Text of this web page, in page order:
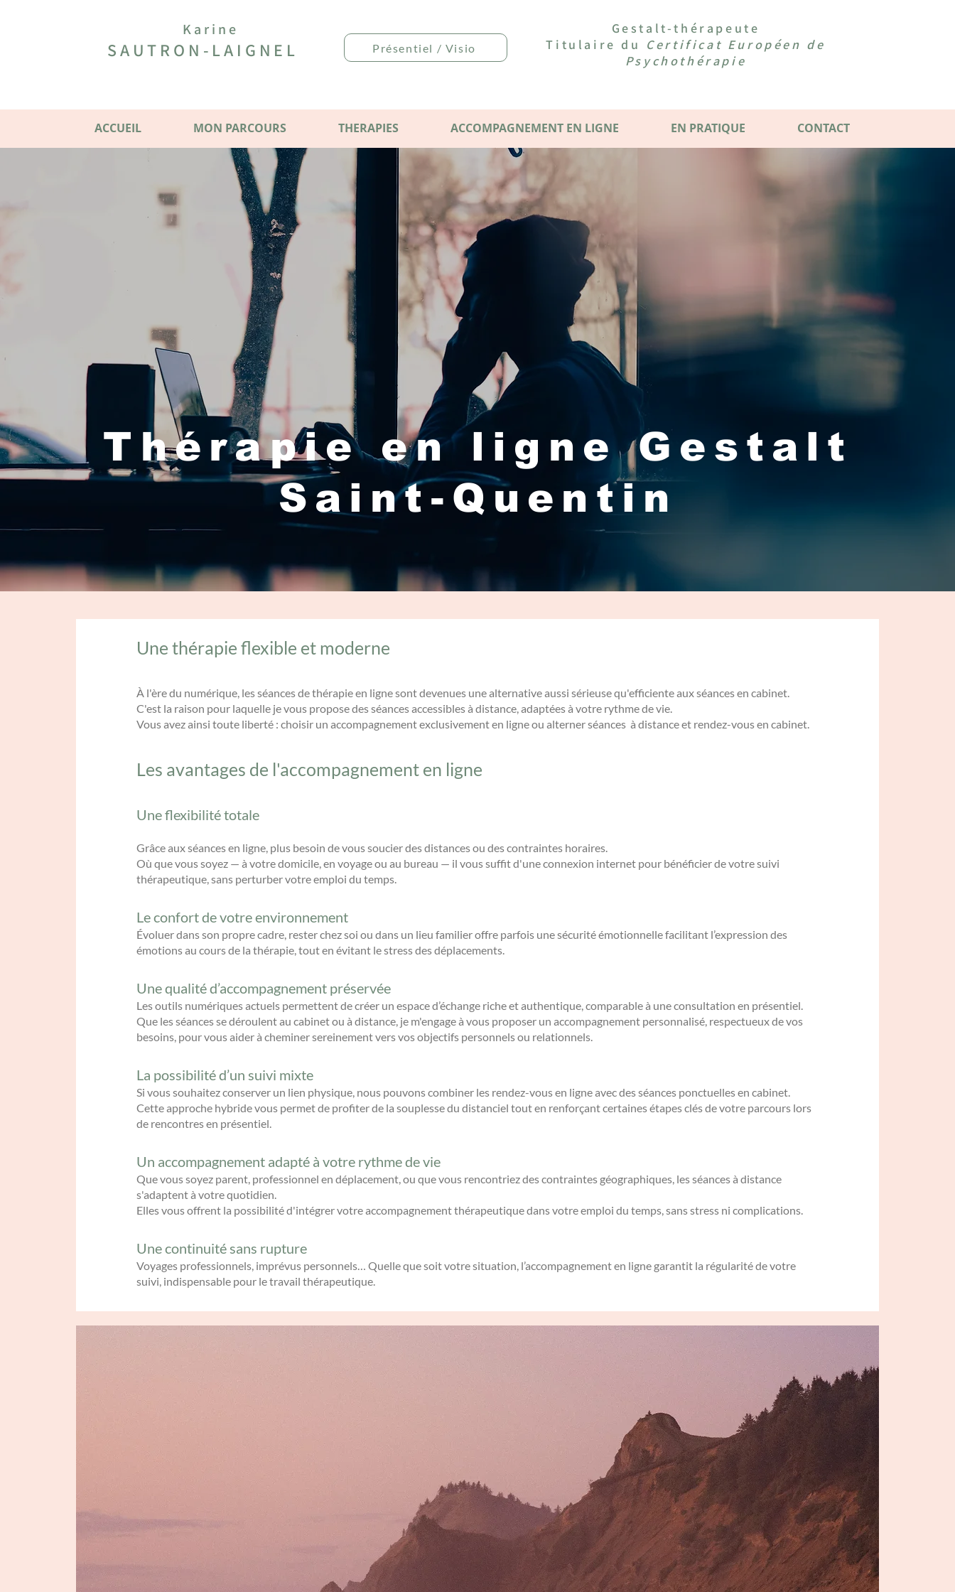
Karine
SAUTRON-LAIGNEL Présentiel / Visio
Gestalt-thérapeute
Titulaire du Certificat Européen de
Psychothérapie
ACCUEIL MON PARCOURS THERAPIES ACCOMPAGNEMENT EN LIGNE EN PRATIQUE CONTACT
Thérapie en ligne Gestalt
Saint-Quentin
Une thérapie flexible et moderne
À l'ère du numérique, les séances de thérapie en ligne sont devenues une alternative aussi sérieuse qu'efficiente aux séances en cabinet.
C'est la raison pour laquelle je vous propose des séances accessibles à distance, adaptées à votre rythme de vie.
Vous avez ainsi toute liberté : choisir un accompagnement exclusivement en ligne ou alterner séances à distance et rendez-vous en cabinet.
Les avantages de l'accompagnement en ligne
Une flexibilité totale
Grâce aux séances en ligne, plus besoin de vous soucier des distances ou des contraintes horaires.
Où que vous soyez — à votre domicile, en voyage ou au bureau — il vous suffit d'une connexion internet pour bénéficier de votre suivi
thérapeutique, sans perturber votre emploi du temps.
Le confort de votre environnement
Évoluer dans son propre cadre, rester chez soi ou dans un lieu familier offre parfois une sécurité émotionnelle facilitant l’expression des
émotions au cours de la thérapie, tout en évitant le stress des déplacements.
Une qualité d’accompagnement préservée
Les outils numériques actuels permettent de créer un espace d’échange riche et authentique, comparable à une consultation en présentiel.
Que les séances se déroulent au cabinet ou à distance, je m'engage à vous proposer un accompagnement personnalisé, respectueux de vos
besoins, pour vous aider à cheminer sereinement vers vos objectifs personnels ou relationnels.
La possibilité d’un suivi mixte
Si vous souhaitez conserver un lien physique, nous pouvons combiner les rendez-vous en ligne avec des séances ponctuelles en cabinet.
Cette approche hybride vous permet de profiter de la souplesse du distanciel tout en renforçant certaines étapes clés de votre parcours lors
de rencontres en présentiel.
Un accompagnement adapté à votre rythme de vie
Que vous soyez parent, professionnel en déplacement, ou que vous rencontriez des contraintes géographiques, les séances à distance
s'adaptent à votre quotidien.
Elles vous offrent la possibilité d'intégrer votre accompagnement thérapeutique dans votre emploi du temps, sans stress ni complications.
Une continuité sans rupture
Voyages professionnels, imprévus personnels… Quelle que soit votre situation, l’accompagnement en ligne garantit la régularité de votre
suivi, indispensable pour le travail thérapeutique.